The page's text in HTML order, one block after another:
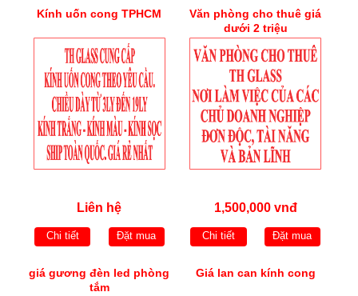
Kính uốn cong TPHCM
Liên hệ
Chi tiết Đặt mua
Văn phòng cho thuê giá
dưới 2 triệu
1,500,000 vnđ
Chi tiết Đặt mua
giá gương đèn led phòng
tắm
Giá lan can kính cong